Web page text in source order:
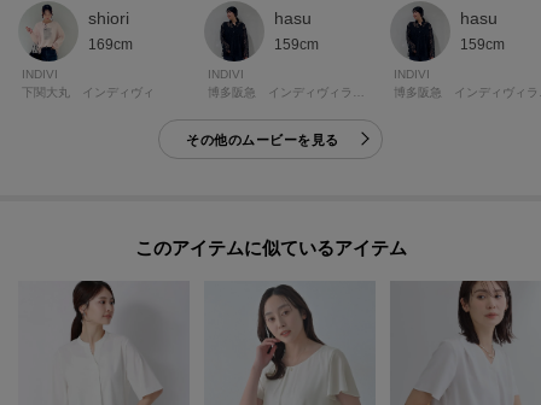
[おすすめPOINT]
お得な情報をGETできます！！
POINT.1
再入荷通知や、値下げ情報・在庫状況をメルマガにてお知らせ♪
自分だけのお買い物リストがつくれる♪
※照明の関係により、実際よりも色味が違って見える場合があります。ま
た、パソコン・スマートフォンなどの環境により、若干製品と画像のカラー
shiori
169cm
INDIVI
下関大丸 インディヴィ
hasu
159cm
INDIVI
hasu
159cm
INDIVI
その他のムービーを見る
このアイテムに似ているアイテム